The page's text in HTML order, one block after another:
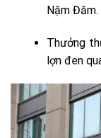
Nặm Đăm.
Thưởng
lợn đen